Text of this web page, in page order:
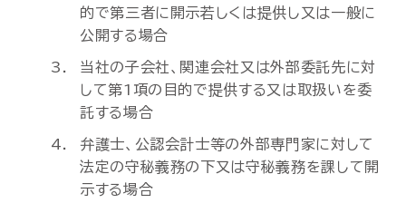
的で第三者に開示若しくは提供し又は一般に
公開する場合
当社の子会社、関連会社又は外部委託先に対
して第1項の目的で提供する又は取扱いを委
託する場合
弁護士、公認会計士等の外部専門家に対して
法定の守秘義務の下又は守秘義務を課して開
示する場合